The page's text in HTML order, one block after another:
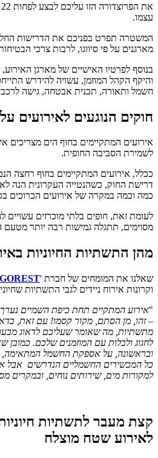
עצמו.
המשטרה תפרט בפניכם את הדרישות
מארגנים על פי סיווגו, לרבות צרכי
בנוסף לפרטיו האישיים של מארגן האירוע,
והיקף הקהל המוזמן, עשויה להידרש
חשמל ותאורה, תכנית אבטחה, גישה לרכבי
חוקים הנוגעים לאירועים
אירועים המתקיימים בחוף הים מצריכים
לשמירת הסביבה החופית.
ככלל, אירועים המתקיימים בחוף רחצה
דרישת החוק, כשהנטייה העקרונית הנה
כמה וכמה במקרה של אירועים הכרוכים
לעומת זאת, חופים בלתי מוכרזים עשויים
מסוימים, תתגלה גמישות רבה יותר מטעם
מהן התשתיות החיוניות
שאלנו את המומחים של חברת 'GOREST
וקרונות אירוח ניידים לגבי התשתיות
"אירוע המתקיים תחת כיפת השמיים
– זהו, מן הסתם, מקור קסמו! עם זאת,
מתשתיות, מה שאומר שעליכם לדאוג
לחגוג ולבלות עם המוזמנים שלכם.
ובראשונה, על אספקת החשמל המתאימה,
כל המכשירים החשמליים הנדרשים אבל
למקורות מים, שירותים נוחים, ובמקרים
קצת מעבר לתשתיות
לאירוע שטח מוצלח